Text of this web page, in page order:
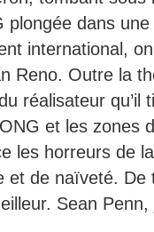
plongée dans
international,
Reno. Outre la
réalisateur qu’il
et les zones
les horreurs de
et de naïveté. De
Sean Penn,